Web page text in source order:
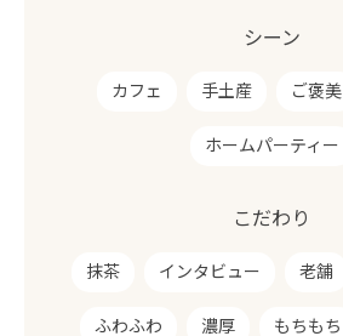
シーン
カフェ 手土産 ご褒美
ホームパーティー
こだわり
抹茶 インタビュー 老舗
ふわふわ 濃厚 もちもち